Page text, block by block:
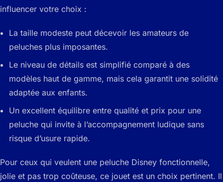
influencer votre choix :
La taille modeste peut décevoir les amateurs de
peluches plus imposantes.
Le niveau de détails est simplifié comparé à des
modèles haut de gamme, mais cela garantit une solidité
adaptée aux enfants.
Un excellent équilibre entre qualité et prix pour une
peluche qui invite à l’accompagnement ludique sans
risque d’usure rapide.
Pour ceux qui veulent une peluche Disney fonctionnelle,
jolie et pas trop coûteuse, ce jouet est un choix pertinent. Il